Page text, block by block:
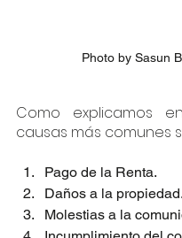
Photo by Sasun
Como explicamos
causas más comunes
Pago de la Renta.
Daños a la propiedad.
Molestias a la